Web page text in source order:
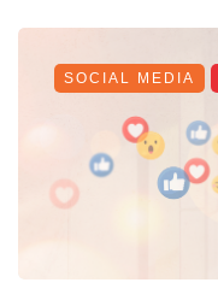
SOCIAL MEDIA